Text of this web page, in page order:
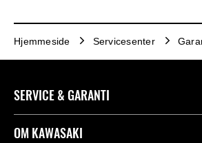
Hjemmeside Servicesenter
SERVICE & GARANTI
Garanti
OM KAWASAKI